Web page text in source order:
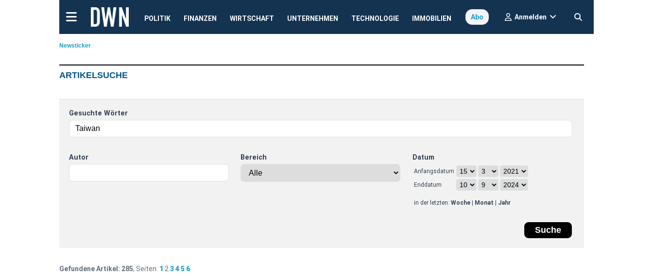
POLITIK FINANZEN WIRTSCHAFT UNTERNEHMEN TECHNOLOGIE IMMOBILIEN Abo Anmelden
Newsticker
ARTIKELSUCHE
Gesuchte Wörter
Autor Bereich Datum
Anfangsdatum
Enddatum
in der letzten: Woche| Monat Jahr
Gefundene Artikel: 285, Seiten: 1 2 345 6